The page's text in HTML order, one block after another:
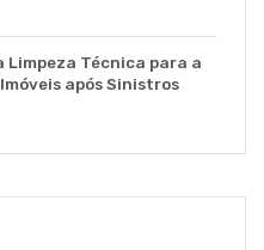
Limpeza Técnica para a
após Sinistros